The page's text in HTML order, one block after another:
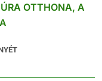
OTTHONA, A